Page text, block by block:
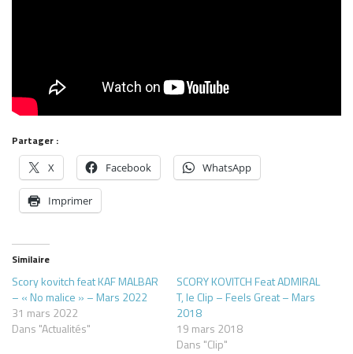
Partager :
X Facebook WhatsApp
Imprimer
Similaire
Scory kovitch feat KAF MALBAR
– « No malice » – Mars 2022
31 mars 2022
Dans "Actualités"
SCORY KOVITCH Feat ADMIRAL
T, le Clip – Feels Great – Mars
2018
19 mars 2018
Dans "Clip"